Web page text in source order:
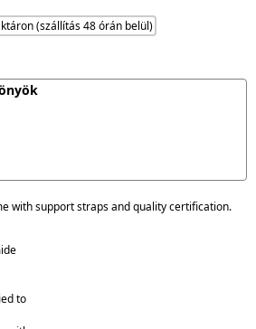
(szállítás 48 órán belül)
with support straps and quality certification.
to